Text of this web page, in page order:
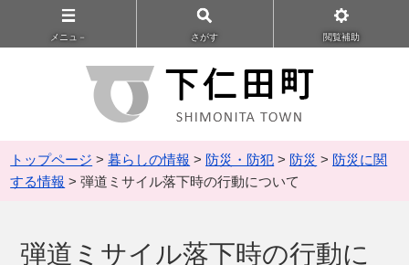
メニュ－ さがす 閲覧補助
トップページ >暮らしの情報 > 防災・防犯 > 防災 > 防災に関
する情報 > 弾道ミサイル落下時の行動について
弾道ミサイル落下時の行動に